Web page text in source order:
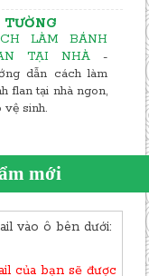
LÀM BÁNH
TẠI NHÀ -
dẫn cách làm
flan tại nhà ngon,
vệ sinh.
mới
vào ô bên dưới:
của bạn sẽ được